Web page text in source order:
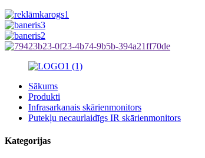
Sākums
Produkti
Infrasarkanais skārienmonitors
Putekļu necaurlaidīgs IR skārienmonitors
Kategorijas